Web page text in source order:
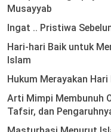
Musayyab
Ingat .. Pristiwa
Hari-hari Baik untuk
Islam
Hukum Merayakan
Arti Mimpi Membunuh
Tafsir, dan